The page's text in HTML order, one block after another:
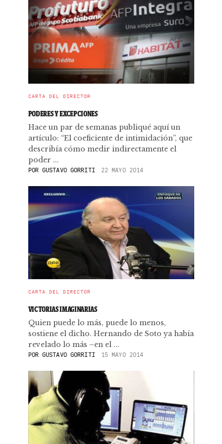
CARTA DEL DIRECTOR
PODERES Y EXCEPCIONES
Hace un par de semanas publiqué aquí un
artículo: “El coeficiente de intimidación”, que
describía cómo medir indirectamente el
poder ...
POR GUSTAVO GORRITI 22 MAYO 2014
CARTA DEL DIRECTOR
VICTORIAS IMAGINARIAS
Quien puede lo más, puede lo menos,
sostiene el dicho. Hernando de Soto ya había
revelado lo más –en el ...
POR GUSTAVO GORRITI 15 MAYO 2014